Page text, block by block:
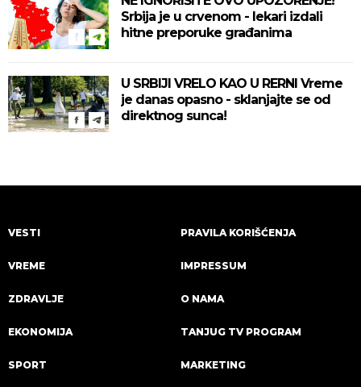
Srbija je u crvenom - lekari izdali
hitne preporuke građanima
U SRBIJI VRELO KAO U RERNI Vreme
je danas opasno - sklanjajte se od
direktnog sunca!
VESTI
VREME
ZDRAVLJE
EKONOMIJA
SPORT
PRAVILA KORIŠĆENJA
IMPRESSUM
O NAMA
TANJUG TV PROGRAM
MARKETING